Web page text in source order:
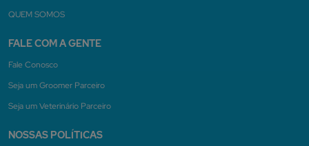
QUEM SOMOS
FALE COM A GENTE
Fale Conosco
Seja um Groomer Parceiro
Seja um Veterinário Parceiro
NOSSAS POLÍTICAS